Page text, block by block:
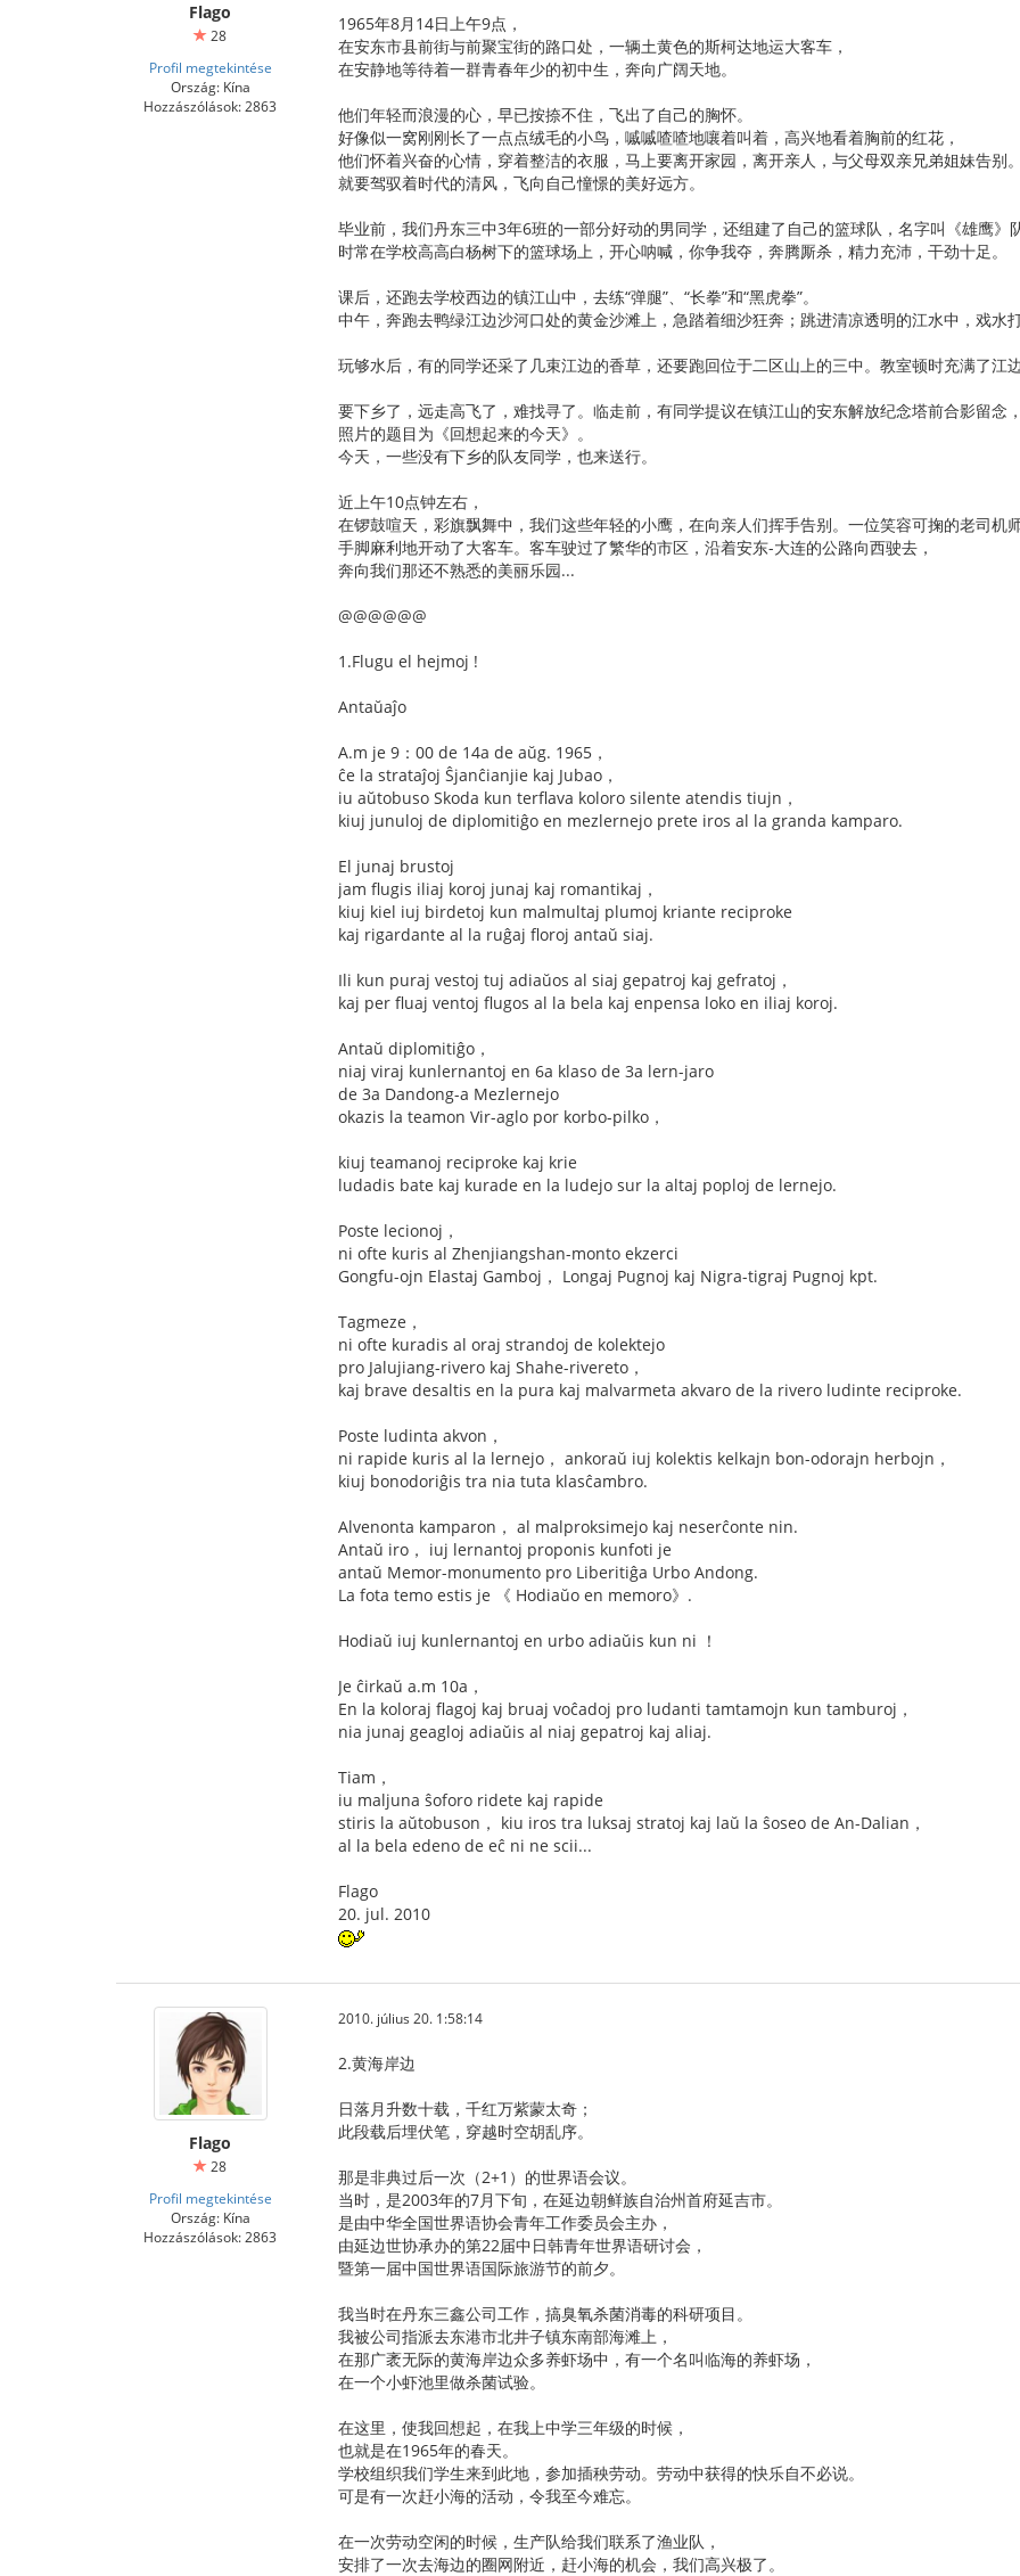
Flago
28
Profil megtekintése
Ország: Kína
Hozzászólások: 2863
1965年8月14日上午9点，
在安东市县前街与前聚宝街的路口处，一辆土黄色的斯柯达地运大客车，
在安静地等待着一群青春年少的初中生，奔向广阔天地。
他们年轻而浪漫的心，早已按捺不住，飞出了自己的胸怀。
好像似一窝刚刚长了一点点绒毛的小鸟，嘁嘁喳喳地嚷着叫着，高兴地看着胸前的红花，
他们怀着兴奋的心情，穿着整洁的衣服，马上要离开家园，离开亲人，与父母双亲兄弟姐妹告别。
就要驾驭着时代的清风，飞向自己憧憬的美好远方。
毕业前，我们丹东三中3年6班的一部分好动的男同学，还组建了自己的篮球队，名字叫《雄鹰》
时常在学校高高白杨树下的篮球场上，开心呐喊，你争我夺，奔腾厮杀，精力充沛，干劲十足。
课后，还跑去学校西边的镇江山中，去练“弹腿”、“长拳”和“黑虎拳”。
中午，奔跑去鸭绿江边沙河口处的黄金沙滩上，急踏着细沙狂奔；跳进清凉透明的江水中，戏水打
玩够水后，有的同学还采了几束江边的香草，还要跑回位于二区山上的三中。教室顿时充满了江边
要下乡了，远走高飞了，难找寻了。临走前，有同学提议在镇江山的安东解放纪念塔前合影留念，
照片的题目为《回想起来的今天》。
今天，一些没有下乡的队友同学，也来送行。
近上午10点钟左右，
在锣鼓喧天，彩旗飘舞中，我们这些年轻的小鹰，在向亲人们挥手告别。一位笑容可掬的老司机
手脚麻利地开动了大客车。客车驶过了繁华的市区，沿着安东-大连的公路向西驶去，
奔向我们那还不熟悉的美丽乐园...
@@@@@@
1.Flugu el hejmoj !
Antaŭaĵo
A.m je 9：00 de 14a de aŭg. 1965，
ĉe la strataĵoj Ŝjanĉianjie kaj Jubao，
iu aŭtobuso Skoda kun terflava koloro silente atendis tiujn，
kiuj junuloj de diplomitiĝo en mezlernejo prete iros al la granda kamparo.
El junaj brustoj
jam flugis iliaj koroj junaj kaj romantikaj，
kiuj kiel iuj birdetoj kun malmultaj plumoj kriante reciproke
kaj rigardante al la ruĝaj floroj antaŭ siaj.
Ili kun puraj vestoj tuj adiaŭos al siaj gepatroj kaj gefratoj，
kaj per fluaj ventoj flugos al la bela kaj enpensa loko en iliaj koroj.
Antaŭ diplomitiĝo，
niaj viraj kunlernantoj en 6a klaso de 3a lern-jaro
de 3a Dandong-a Mezlernejo
okazis la teamon Vir-aglo por korbo-pilko，
kiuj teamanoj reciproke kaj krie
ludadis bate kaj kurade en la ludejo sur la altaj poploj de lernejo.
Poste lecionoj，
ni ofte kuris al Zhenjiangshan-monto ekzerci
Gongfu-ojn Elastaj Gamboj， Longaj Pugnoj kaj Nigra-tigraj Pugnoj kpt.
Tagmeze，
ni ofte kuradis al oraj strandoj de kolektejo
pro Jalujiang-rivero kaj Shahe-rivereto，
kaj brave desaltis en la pura kaj malvarmeta akvaro de la rivero ludinte reciproke.
Poste ludinta akvon，
ni rapide kuris al la lernejo， ankoraŭ iuj kolektis kelkajn bon-odorajn herbojn，
kiuj bonodoriĝis tra nia tuta klasĉambro.
Alvenonta kamparon， al malproksimejo kaj neserĉonte nin.
Antaŭ iro， iuj lernantoj proponis kunfoti je
antaŭ Memor-monumento pro Liberitiĝa Urbo Andong.
La fota temo estis je 《 Hodiaŭo en memoro》.
Hodiaŭ iuj kunlernantoj en urbo adiaŭis kun ni ！
Je ĉirkaŭ a.m 10a，
En la koloraj flagoj kaj bruaj voĉadoj pro ludanti tamtamojn kun tamburoj，
nia junaj geagloj adiaŭis al niaj gepatroj kaj aliaj.
Tiam，
iu maljuna ŝoforo ridete kaj rapide
stiris la aŭtobuson， kiu iros tra luksaj stratoj kaj laŭ la ŝoseo de An-Dalian，
al la bela edeno de eĉ ni ne scii...
Flago
20. jul. 2010
Flago
28
Profil megtekintése
Ország: Kína
Hozzászólások: 2863
2010. július 20. 1:58:14
2.黄海岸边
日落月升数十载，千红万紫蒙太奇；
此段载后埋伏笔，穿越时空胡乱序。
那是非典过后一次（2+1）的世界语会议。
当时，是2003年的7月下旬，在延边朝鲜族自治州首府延吉市。
是由中华全国世界语协会青年工作委员会主办，
由延边世协承办的第22届中日韩青年世界语研讨会，
暨第一届中国世界语国际旅游节的前夕。
我当时在丹东三鑫公司工作，搞臭氧杀菌消毒的科研项目。
我被公司指派去东港市北井子镇东南部海滩上，
在那广袤无际的黄海岸边众多养虾场中，有一个名叫临海的养虾场，
在一个小虾池里做杀菌试验。
在这里，使我回想起，在我上中学三年级的时候，
也就是在1965年的春天。
学校组织我们学生来到此地，参加插秧劳动。劳动中获得的快乐自不必说。
可是有一次赶小海的活动，令我至今难忘。
在一次劳动空闲的时候，生产队给我们联系了渔业队，
安排了一次去海边的圈网附近，赶小海的机会，我们高兴极了。